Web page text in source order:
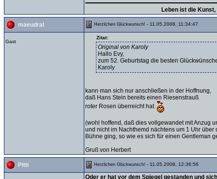
Leben ist die
maeudral Herzlichen Glückwunsch! - 11.05.2008, 11:34:47
Gast
Zitat:
Original von Karoly
Hallo Evy,
zum 52. Geburtstag die besten
Karoly
kann man sich nur anschließen in der Hoffnung,
daß Hans Stein bereits einen Riesenstrauß
roter Rosen überreicht hat.
(wohl hoffend, daß dies vollgewandet mit Anzug
und nicht im Nachthemd nächtens um 1 Uhr über
Bühne ging, so wie es sich für einen Gentleman
Gruß von Herbert
Pitti Herzlichen Glückwunsch! - 11.05.2008, 12:36:56
Oder er hat vor dem Spiegel gestanden und